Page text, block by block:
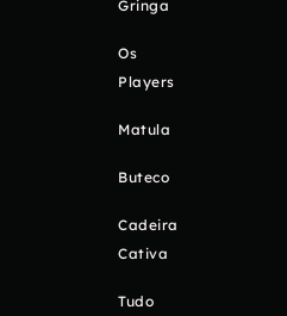
Gringa
Os
Players
Matula
Buteco
Cadeira
Cativa
Tudo